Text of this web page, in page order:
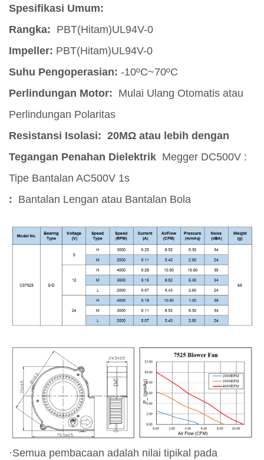
Spesifikasi Umum:
Rangka: PBT(Hitam)UL94V-0
Impeller: PBT(Hitam)UL94V-0
Suhu Pengoperasian: -10ºC~70ºC
Perlindungan Motor: Mulai Ulang Otomatis atau
Perlindungan Polaritas
Resistansi Isolasi: 20MΩ atau lebih dengan
Tegangan Penahan Dielektrik Megger DC500V :
Tipe Bantalan AC500V 1s
: Bantalan Lengan atau Bantalan Bola
·Semua pembacaan adalah nilai tipikal pada